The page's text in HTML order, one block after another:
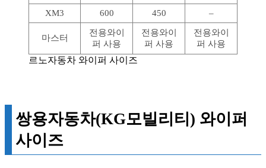
XM3 600 450 –
마스터
전용와이
퍼 사용
전용와이
퍼 사용
전용와이
퍼 사용
르노자동차 와이퍼 사이즈
쌍용자동차(KG모빌리티) 와이퍼
사이즈